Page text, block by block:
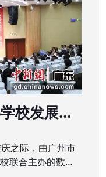
校发展新
之际，由广州市
联合主办的数智